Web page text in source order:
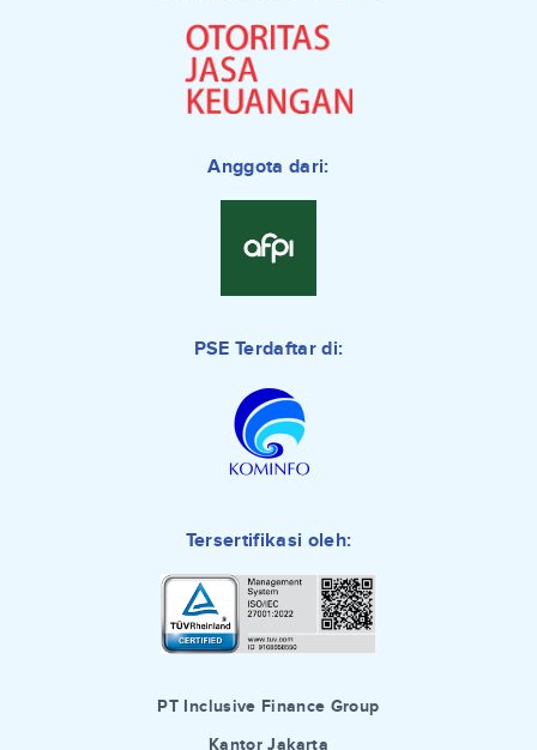
Anggota dari:
PSE Terdaftar di:
Tersertifikasi oleh:
PT Inclusive Finance Group
Kantor Jakarta